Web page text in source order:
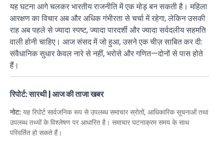
यह घटना आगे चलकर भारतीय राजनीति में एक मोड़ बन सकती है। महिला
आरक्षण का विचार अब और अधिक गंभीरता से चर्चा में रहेगा, लेकिन उसकी
राह अब पहले से ज्यादा स्पष्ट, ज्यादा पारदर्शी और ज्यादा सर्वदलीय सहमति
वाली होनी चाहिए। आज संसद में जो हुआ, उसने एक चीज़ साबित कर दी:
संवैधानिक सुधार केवल नारे से नहीं, भरोसे और गणित—दोनों से पास होते
हैं।
रिपोर्ट: सारथी | आज की ताजा खबर
नोट: यह रिपोर्ट सार्वजनिक रूप से उपलब्ध समाचार स्रोतों, आधिकारिक सूचनाओं तथा
उपलब्ध तथ्यों के विश्लेषण पर आधारित है। समाचार घटनाक्रम समय के साथ
परिवर्तित हो सकते हैं।